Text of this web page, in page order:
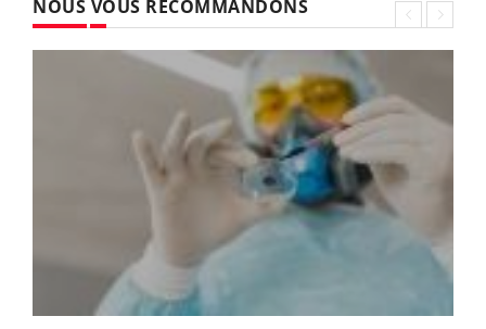
NOUS VOUS RECOMMANDONS